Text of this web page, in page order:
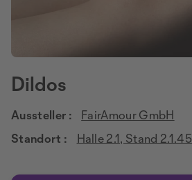
Dildos
Aussteller :
FairAmour GmbH
Standort :
Halle 2.1, Stand 2.1.45